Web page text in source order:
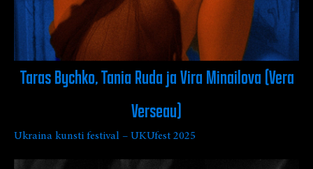
Taras Bychko, Tania Ruda ja Vira Minailova (Vera
Verseau)
Ukraina kunsti festival – UKUfest 2025